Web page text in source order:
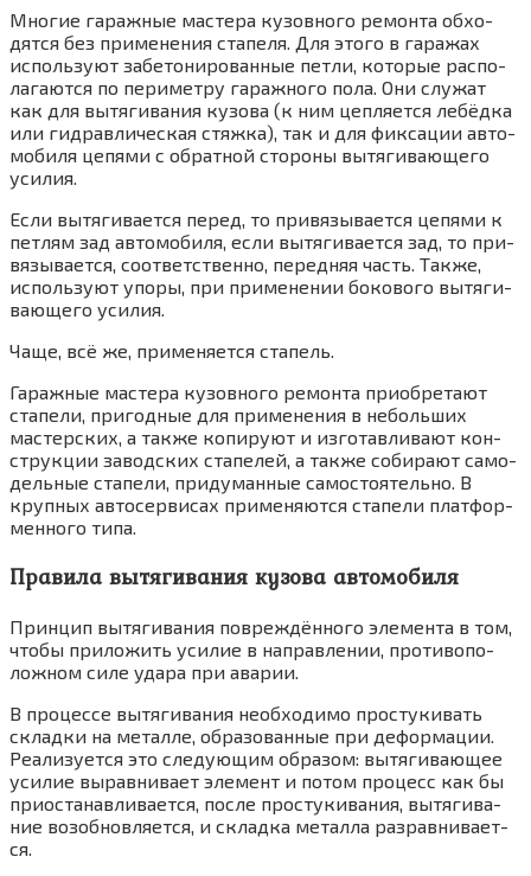
Мно­гие гараж­ные масте­ра кузов­но­го ремон­та обхо­
дят­ся без при­ме­не­ния ста­пе­ля. Для это­го в гара­жах
исполь­зу­ют забе­то­ни­ро­ван­ные пет­ли, кото­рые рас­по­
ла­га­ют­ся по пери­мет­ру гараж­но­го пола. Они слу­жат
как для вытя­ги­ва­ния кузо­ва (к ним цеп­ля­ет­ся лебёд­ка
или гид­рав­ли­че­ская стяж­ка), так и для фик­са­ции авто­
мо­би­ля цепя­ми с обрат­ной сто­ро­ны вытя­ги­ва­ю­ще­го
уси­лия.
Если вытя­ги­ва­ет­ся перед, то при­вя­зы­ва­ет­ся цепя­ми к
пет­лям зад авто­мо­би­ля, если вытя­ги­ва­ет­ся зад, то при­
вя­зы­ва­ет­ся, соот­вет­ствен­но, перед­няя часть. Так­же,
исполь­зу­ют упо­ры, при при­ме­не­нии боко­во­го вытя­ги­
ва­ю­ще­го уси­лия.
Чаще, всё же, при­ме­ня­ет­ся ста­пель.
Гараж­ные масте­ра кузов­но­го ремон­та при­об­ре­та­ют
ста­пе­ли, при­год­ные для при­ме­не­ния в неболь­ших
мастер­ских, а так­же копи­ру­ют и изго­тав­ли­ва­ют кон­
струк­ции завод­ских ста­пе­лей, а так­же соби­ра­ют само­
дель­ные ста­пе­ли, при­ду­ман­ные само­сто­я­тель­но. В
круп­ных авто­сер­ви­сах при­ме­ня­ют­ся ста­пе­ли плат­фор­
мен­но­го типа.
Правила вытягивания кузова автомобиля
Прин­цип вытя­ги­ва­ния повре­ждён­но­го эле­мен­та в том,
что­бы при­ло­жить уси­лие в направ­ле­нии, про­ти­во­по­
лож­ном силе уда­ра при ава­рии.
В про­цес­се вытя­ги­ва­ния необ­хо­ди­мо про­сту­ки­вать
склад­ки на метал­ле, обра­зо­ван­ные при дефор­ма­ции.
Реа­ли­зу­ет­ся это сле­ду­ю­щим обра­зом: вытя­ги­ва­ю­щее
уси­лие вырав­ни­ва­ет эле­мент и потом про­цесс как бы
при­оста­нав­ли­ва­ет­ся, после про­сту­ки­ва­ния, вытя­ги­ва­
ние воз­об­нов­ля­ет­ся, и склад­ка метал­ла раз­рав­ни­ва­ет­
ся.